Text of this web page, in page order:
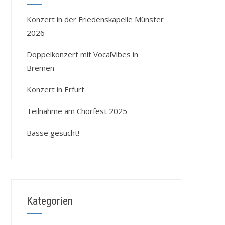
Konzert in der Friedenskapelle Münster
2026
Doppelkonzert mit VocalVibes in
Bremen
Konzert in Erfurt
Teilnahme am Chorfest 2025
Bässe gesucht!
Kategorien